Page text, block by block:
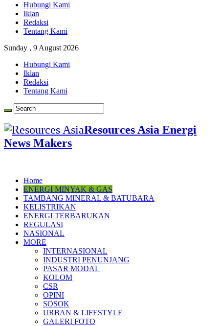
Hubungi Kami
Iklan
Redaksi
Tentang Kami
Sunday , 9 August 2026
Hubungi Kami
Iklan
Redaksi
Tentang Kami
Resources Asia Energi
News Makers
Home
ENERGI MINYAK & GAS
TAMBANG MINERAL & BATUBARA
KELISTRIKAN
ENERGI TERBARUKAN
REGULASI
NASIONAL
MORE
INTERNASIONAL
INDUSTRI PENUNJANG
PASAR MODAL
KOLOM
CSR
OPINI
SOSOK
URBAN & LIFESTYLE
GALERI FOTO